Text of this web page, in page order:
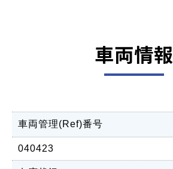
車両情報
車両管理(Ref)番号
040423